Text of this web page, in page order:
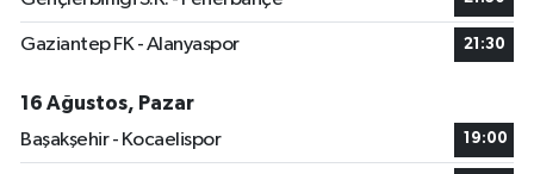
Gaziantep FK - Alanyaspor 21:30
16 Ağustos, Pazar
Başakşehir - Kocaelispor
19:00